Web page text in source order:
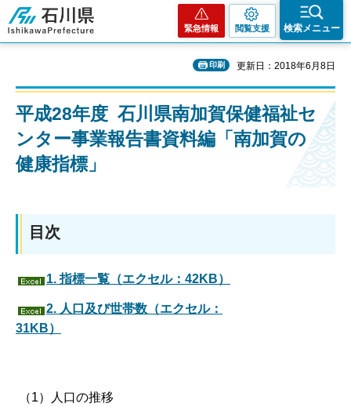
石川県
緊急情報 閲覧支援 検索メニュー
印刷 更新日：2018年6月8日
平成28年度 石川県南加賀保健福祉セ
ンター事業報告書資料編「南加賀の
健康指標」
目次
1. 指標一覧（エクセル：42KB）
2. 人口及び世帯数（エクセル：
31KB）
（1）人口の推移